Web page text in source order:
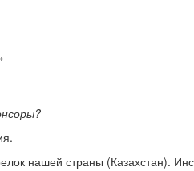
нашей страны (Казахстан).